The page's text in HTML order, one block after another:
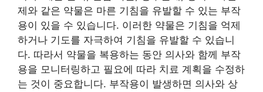
제와 같은 약물은 마른 기침을 유발할 수 있는 부작
용이 있을 수 있습니다. 이러한 약물은 기침을 억제
하거나 기도를 자극하여 기침을 유발할 수 있습니
다. 따라서 약물을 복용하는 동안 의사와 함께 부작
용을 모니터링하고 필요에 따라 치료 계획을 수정하
는 것이 중요합니다. 부작용이 발생하면 의사와 상